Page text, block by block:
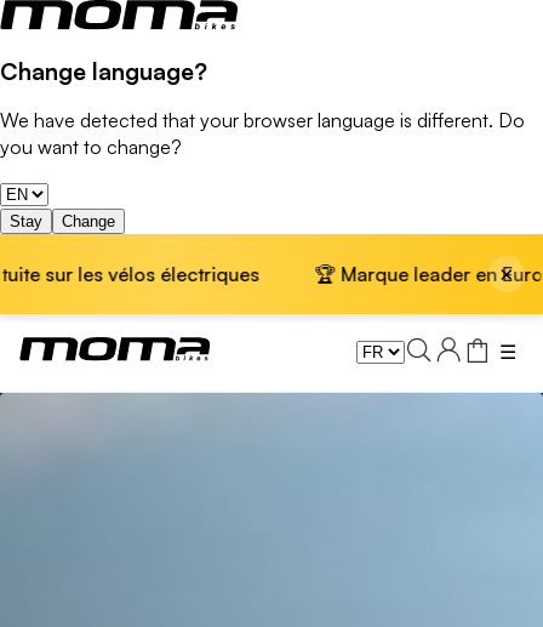
Change language?
We have detected that your browser language is different. Do
you want to change?
Stay Change
les vélos électriques 🏆 Marque leader en Europe
×
☰